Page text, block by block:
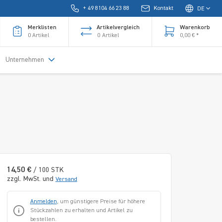
+ 49 8104 66 23 88 Kontakt DE
Merklisten
0 Artikel
Artikelvergleich
0 Artikel
Warenkorb
0,00 € *
Unternehmen
14,50 € / 100 STK
zzgl. MwSt. und Versand
Anmelden, um günstigere Preise für höhere
Stückzahlen zu erhalten und Artikel zu
bestellen.